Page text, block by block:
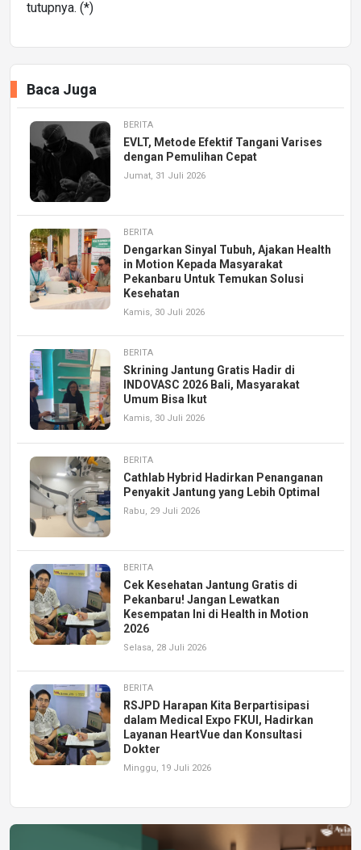
tutupnya. (*)
Baca Juga
BERITA
EVLT, Metode Efektif Tangani Varises
dengan Pemulihan Cepat
Jumat, 31 Juli 2026
BERITA
Dengarkan Sinyal Tubuh, Ajakan Health
in Motion Kepada Masyarakat
Pekanbaru Untuk Temukan Solusi
Kesehatan
Kamis, 30 Juli 2026
BERITA
Skrining Jantung Gratis Hadir di
INDOVASC 2026 Bali, Masyarakat
Umum Bisa Ikut
Kamis, 30 Juli 2026
BERITA
Cathlab Hybrid Hadirkan Penanganan
Penyakit Jantung yang Lebih Optimal
Rabu, 29 Juli 2026
BERITA
Cek Kesehatan Jantung Gratis di
Pekanbaru! Jangan Lewatkan
Kesempatan Ini di Health in Motion
2026
Selasa, 28 Juli 2026
BERITA
RSJPD Harapan Kita Berpartisipasi
dalam Medical Expo FKUI, Hadirkan
Layanan HeartVue dan Konsultasi
Dokter
Minggu, 19 Juli 2026